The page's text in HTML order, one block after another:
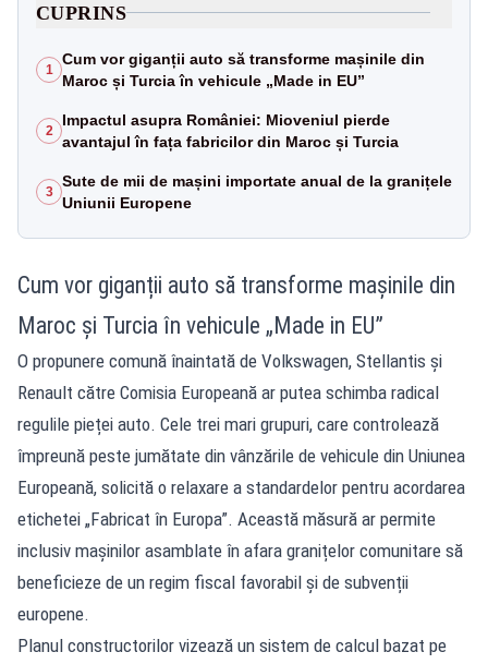
CUPRINS
1
Cum vor giganții auto să transforme mașinile din
Maroc și Turcia în vehicule „Made in EU”
2
Impactul asupra României: Mioveniul pierde
avantajul în fața fabricilor din Maroc și Turcia
3
Sute de mii de mașini importate anual de la granițele
Uniunii Europene
Cum vor giganții auto să transforme mașinile din
Maroc și Turcia în vehicule „Made in EU”
O propunere comună înaintată de Volkswagen, Stellantis și
Renault către Comisia Europeană ar putea schimba radical
regulile pieței auto. Cele trei mari grupuri, care controlează
împreună peste jumătate din vânzările de vehicule din Uniunea
Europeană, solicită o relaxare a standardelor pentru acordarea
etichetei „Fabricat în Europa”. Această măsură ar permite
inclusiv mașinilor asamblate în afara granițelor comunitare să
beneficieze de un regim fiscal favorabil și de subvenții
europene.
Planul constructorilor vizează un sistem de calcul bazat pe